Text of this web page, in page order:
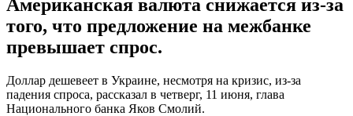
Американская валюта снижается из-за
того, что предложение на межбанке
превышает спрос.
Доллар дешевеет в Украине, несмотря на кризис, из-за
падения спроса, рассказал в четверг, 11 июня, глава
Национального банка Яков Смолий.